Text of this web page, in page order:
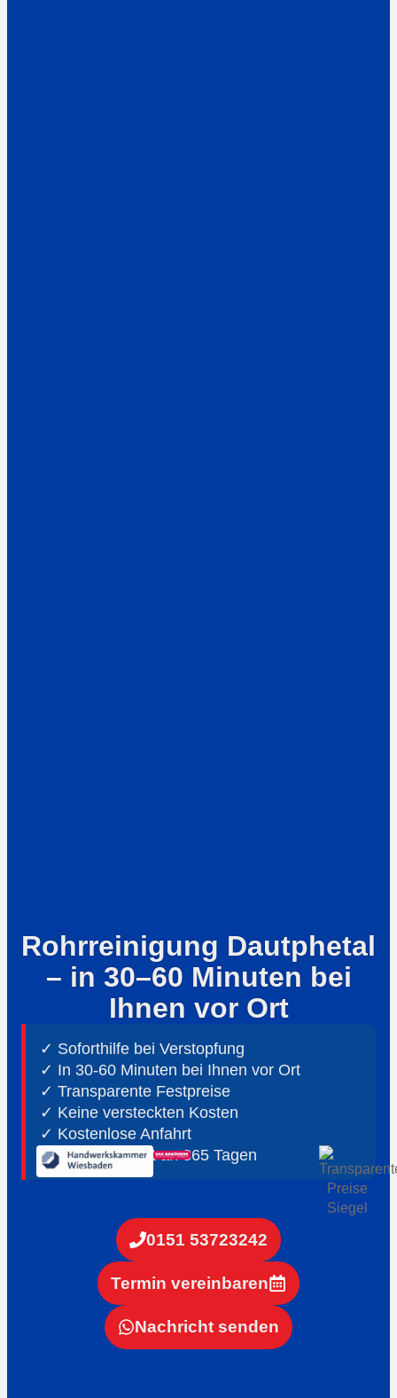
Rohrreinigung Dautphetal
– in 30–60 Minuten bei
Ihnen vor Ort
✓ Soforthilfe bei Verstopfung
✓ In 30-60 Minuten bei Ihnen vor Ort
✓ ⁠Transparente Festpreise
✓ Keine versteckten Kosten
✓ Kostenlose Anfahrt
✓ ⁠24h Notdienst an 365 Tagen
0151 53723242
Termin vereinbaren
Nachricht senden